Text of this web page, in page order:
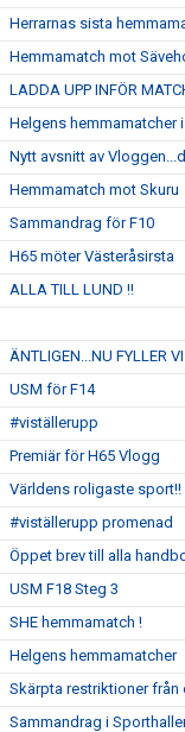
Herrarnas sista
Hemmamatch mot
LADDA UPP INFÖR
Helgens hemmamatcher
Nytt avsnitt av
Hemmamatch mot Skuru
Sammandrag för F10
H65 möter Västeråsirsta
ALLA TILL LUND !!
ÄNTLIGEN...NU FYLLER
USM för F14
#viställerupp
Premiär för H65 Vlogg
Världens roligaste sport!!
#viställerupp promenad
Öppet brev till alla
USM F18 Steg 3
SHE hemmamatch !
Helgens hemmamatcher
Skärpta restriktioner från
Sammandrag i